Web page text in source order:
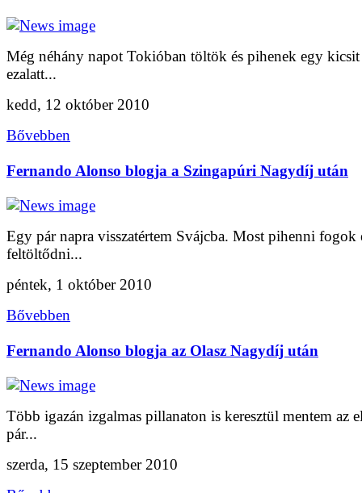
Még néhány napot Tokióban töltök és pihenek egy kicsit
ezalatt...
kedd, 12 október 2010
Bővebben
Fernando Alonso blogja a Szingapúri Nagydíj után
Egy pár napra visszatértem Svájcba. Most pihenni fogok
feltöltődni...
péntek, 1 október 2010
Bővebben
Fernando Alonso blogja az Olasz Nagydíj után
Több igazán izgalmas pillanaton is keresztül mentem az
pár...
szerda, 15 szeptember 2010